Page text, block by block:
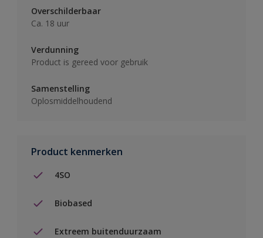
Overschilderbaar
Ca. 18 uur
Verdunning
Product is gereed voor gebruik
Samenstelling
Oplosmiddelhoudend
Product kenmerken
4SO
Biobased
Extreem buitenduurzaam